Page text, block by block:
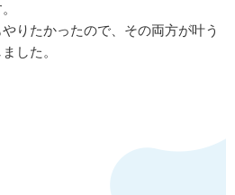
りたかったので、その両方が叶う
した。